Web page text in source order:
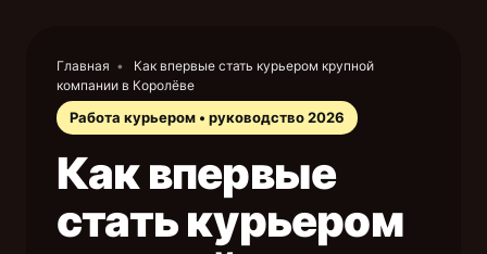
Главная •
Как впервые стать курьером крупной
компании в Королёве
Работа курьером • руководство 2026
Как впервые
стать курьером